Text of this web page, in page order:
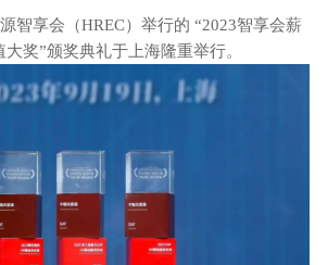
智享会（HREC）举行的 “2023智享会薪
奖”颁奖典礼于上海隆重举行。